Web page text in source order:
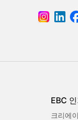
EBC
크리에